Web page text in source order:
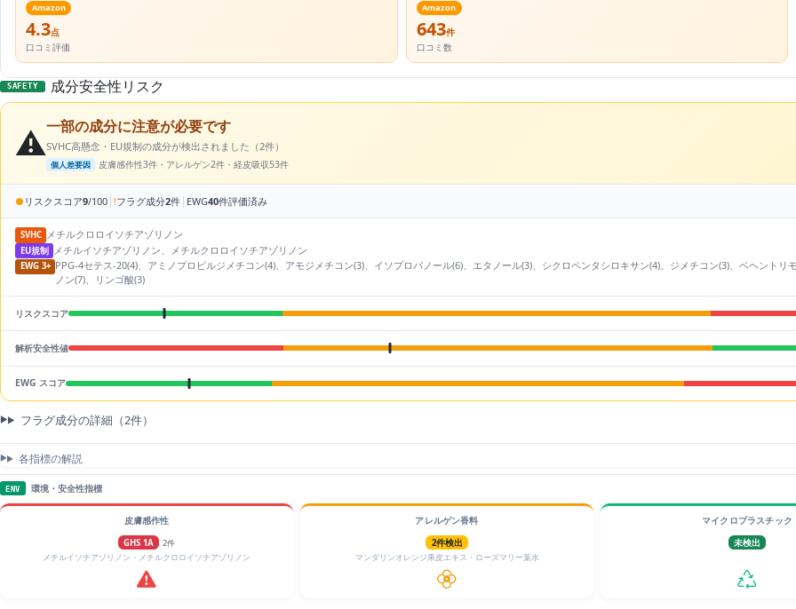
Amazon
4.3点
口コミ評価
Amazon
643件
口コミ数
SAFETY 成分安全性リスク
⚠️一部の成分に注意が必要です
SVHC高懸念・EU規制の成分が検出されました（2件）
個人差要因 皮膚感作性3件・アレルゲン2件・経皮吸収53件
● リスクスコア9/100 | !フラグ成分2件 | EWG40件評価済み
SVHC メチルクロロイソチアゾリノン
EU規制 メチルイソチアゾリノン、メチルクロロイソチアゾリノン
EWG 3+ PPG-4セテス-20(4)、アミノプロピルジメチコン(4)、アモジメチコン(3)、イソプロパノール(6)、エタノール(3)、シクロペンタシロキサン(4)、ジメチコン(3)、ベヘント
ノン(7)、リンゴ酸(3)
リスクスコア
解析安全性値
EWG スコア
フラグ成分の詳細（2件）
各指標の解説
ENV 環境・安全性指標
皮膚感作性
GHS 1A
2件
メチルイソチアゾリノン・メチルクロロイソチアゾリノン
アレルゲン香料
2件検出
マンダリンオレンジ果皮エキス・ローズマリー葉水
マイクロプラスチック
未検出